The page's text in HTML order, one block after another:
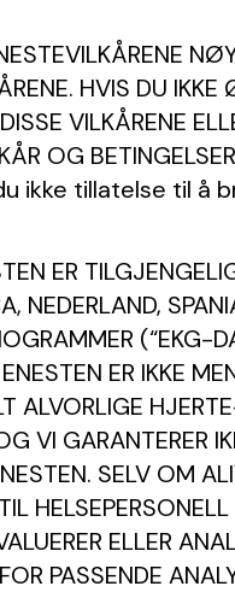
HVIS DU
VILKÅRENE
OG
ikke tillatelse til å
ER
NEDERLAND,
(“EKG-
ER IKKE
ALVORLIGE
VI GARANTERER
SELV OM
ELLER
PASSENDE